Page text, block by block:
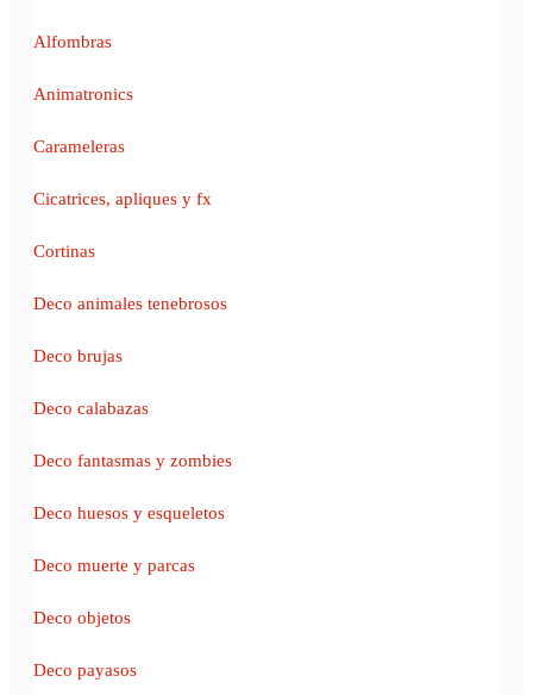
Alfombras
Animatronics
Carameleras
Cicatrices, apliques y fx
Cortinas
Deco animales tenebrosos
Deco brujas
Deco calabazas
Deco fantasmas y zombies
Deco huesos y esqueletos
Deco muerte y parcas
Deco objetos
Deco payasos